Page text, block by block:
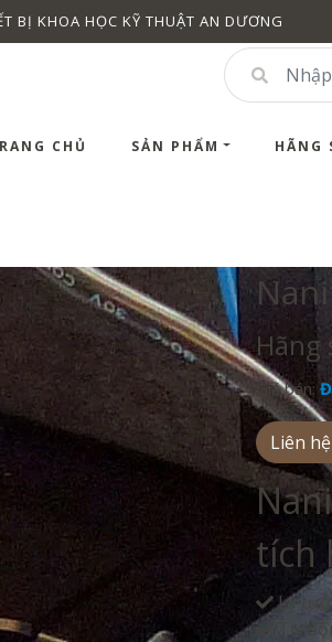
BỊ KHOA HỌC KỸ THUẬT AN DƯƠNG
CHỦ SẢN PHẨM HÃNG
Hãng
Giá bán:
Liên
tích
Lý
Tự